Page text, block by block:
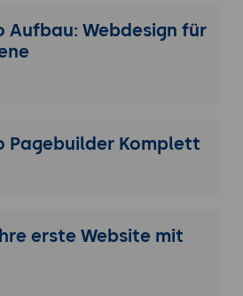
Aufbau: Webdesign für
Pagebuilder Komplett
erste Website mit